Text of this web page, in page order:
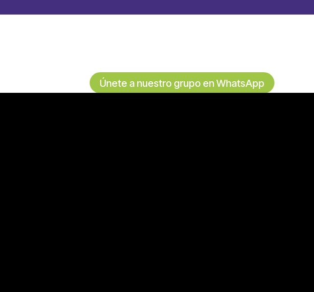
Únete a nuestro grupo en WhatsApp